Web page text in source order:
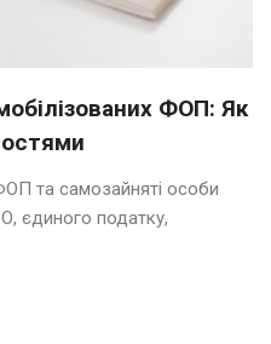
ФОП: Як
та самозайняті особи
єдиного податку,